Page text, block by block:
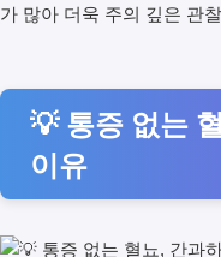
가 많아 더욱 주의 깊은 관
💡 통증 없는
이유